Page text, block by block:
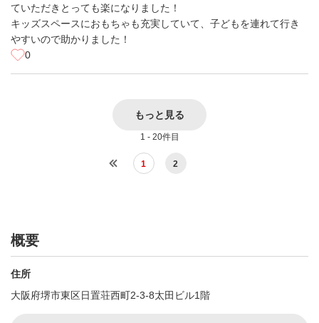
ていただきとっても楽になりました！
キッズスペースにおもちゃも充実していて、子どもを連れて行き
やすいので助かりました！
0
もっと見る
1 - 20件目
1 2
概要
住所
大阪府堺市東区日置荘西町2-3-8太田ビル1階